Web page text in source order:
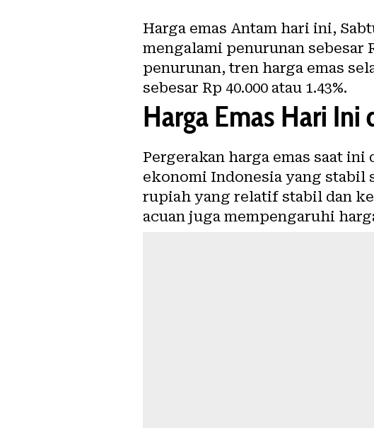
Harga emas Antam hari ini,
mengalami penurunan sebesar
penurunan, tren harga emas
sebesar Rp 40.000 atau 1.43%.
Harga Emas Hari Ini
Pergerakan harga emas saat
ekonomi Indonesia yang stabil
rupiah yang relatif stabil dan
acuan juga mempengaruhi